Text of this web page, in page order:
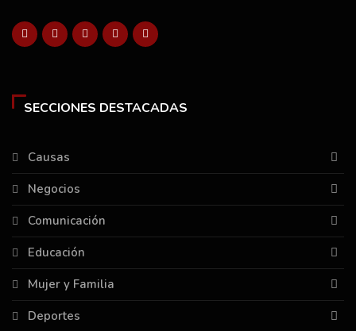
SECCIONES DESTACADAS
Causas
Negocios
Comunicación
Educación
Mujer y Familia
Deportes